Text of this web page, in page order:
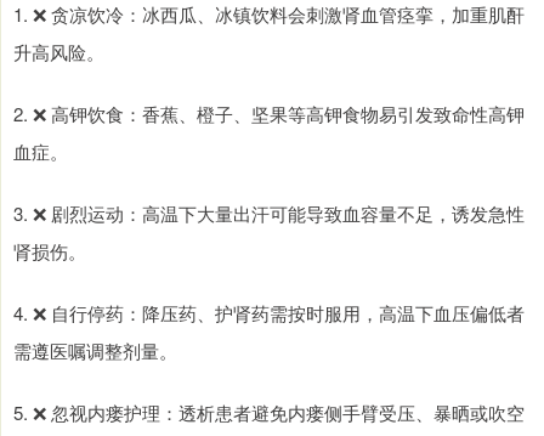
1. ❌ 贪凉饮冷：冰西瓜、冰镇饮料会刺激肾血管痉挛，加重肌酐
升高风险。
2. ❌ 高钾饮食：香蕉、橙子、坚果等高钾食物易引发致命性高钾
血症。
3. ❌ 剧烈运动：高温下大量出汗可能导致血容量不足，诱发急性
肾损伤。
4. ❌ 自行停药：降压药、护肾药需按时服用，高温下血压偏低者
需遵医嘱调整剂量。
5. ❌ 忽视内瘘护理：透析患者避免内瘘侧手臂受压、暴晒或吹空